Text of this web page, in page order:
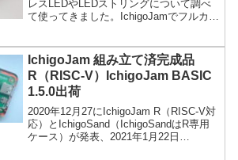
レスLEDやLEDストリングについて調べ
て使ってきました。IchigoJamでフルカラ
りあるとは知らず勉強にもなります。
IchigoJam 組み立て済完成品
R（RISC-V）IchigoJam BASIC
1.5.0出荷
2020年12月27にIchigoJam R（RISC-V対
応）とIchigoSand（IchigoSandはR専用
ケース）が発表、2021年1月22日